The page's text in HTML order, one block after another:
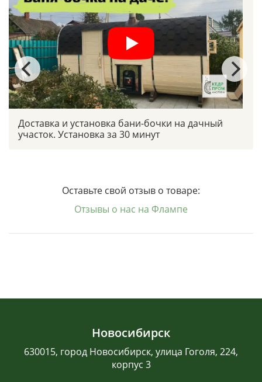
Доставка и установка бани-бочки на дачный
участок. Установка за 30 минут
Оставьте свой отзыв о товаре:
Отзывы о нас на Флампе
Новосибирск
630015, город Новосибирск, улица Гоголя, 224,
корпус 3